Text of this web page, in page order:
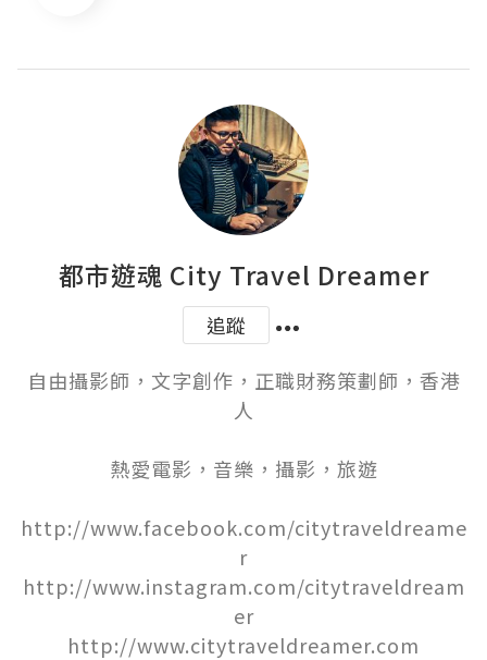
都市遊魂 City Travel Dreamer
追蹤
自由攝影師，文字創作，正職財務策劃師，香港
人
熱愛電影，音樂，攝影，旅遊
http://www.facebook.com/citytraveldreame
r
http://www.instagram.com/citytraveldream
er
http://www.citytraveldreamer.com